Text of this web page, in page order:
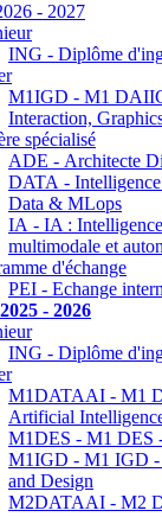
- 2027
ING - Diplôme
M1IGD - M1
Interaction,
spécialisé
ADE - Architecte
DATA -
Data & MLops
IA - IA :
multimodale et
d'échange
PEI - Echange
- 2026
ING - Diplôme
M1DATAAI - M1
Artificial
M1DES - M1 DES
M1IGD - M1 IGD -
and Design
M2DATAAI - M2